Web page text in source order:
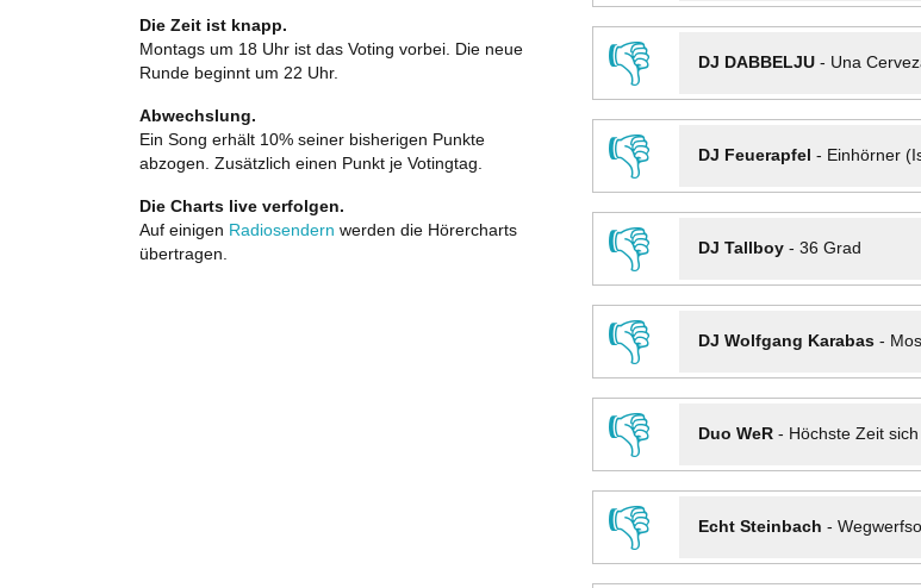
👎
DJ DABBELJU- Una
👎
DJ Feuerapfel - Einhörner
👎
DJ Tallboy- 36 Grad
👎
DJ Wolfgang Karabas-
👎
Duo WeR- Höchste Zeit
👎
Echt Steinbach -
Die Zeit ist knapp.
Montags um 18 Uhr ist das Voting vorbei. Die neue
Runde beginnt um 22 Uhr.
Abwechslung.
Ein Song erhält 10% seiner bisherigen Punkte
abzogen. Zusätzlich einen Punkt je Votingtag.
Die Charts live verfolgen.
Auf einigen Radiosendern werden die Hörercharts
übertragen.